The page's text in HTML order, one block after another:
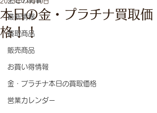
最新情報
買取商品
販売商品
お買い得情報
金・プラチナ本日の買取価格
営業カレンダー
本日の金・プラチナ買取価
格！！